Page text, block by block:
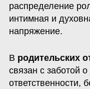
распределение
интимная и
напряжение.
В родительских
связан с заботой
ответственности,